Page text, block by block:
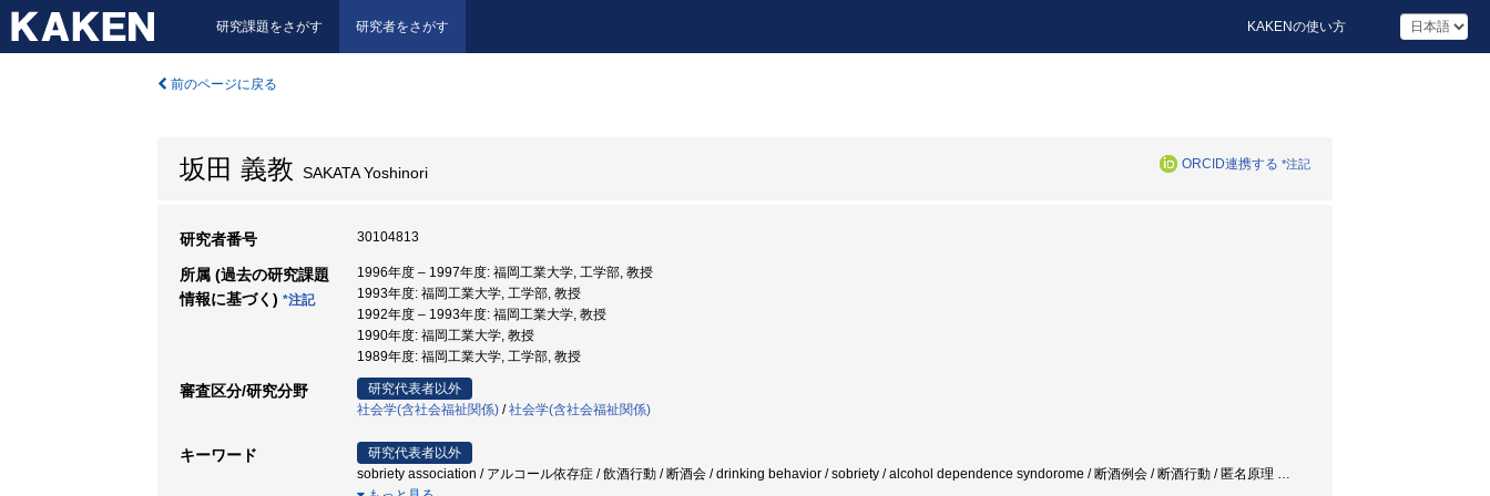
研究課題をさがす 研究者をさがす KAKENの使い方
前のページに戻る
坂田 義教 SAKATA Yoshinori ORCID連携する *注記
研究者番号 30104813
所属 (過去の研究課題
情報に基づく) *注記
1996年度 – 1997年度: 福岡工業大学, 工学部, 教授
1993年度: 福岡工業大学, 工学部, 教授
1992年度 – 1993年度: 福岡工業大学, 教授
1990年度: 福岡工業大学, 教授
1989年度: 福岡工業大学, 工学部, 教授
審査区分/研究分野
研究代表者以外
社会学(含社会福祉関係) /社会学(含社会福祉関係)
キーワード
研究代表者以外
sobriety association / アルコール依存症 / 飲酒行動 / 断酒会 / drinking behavior / sobriety / alcohol dependence syndorome / 断酒例会 / 断酒行動 / 匿名原理 …